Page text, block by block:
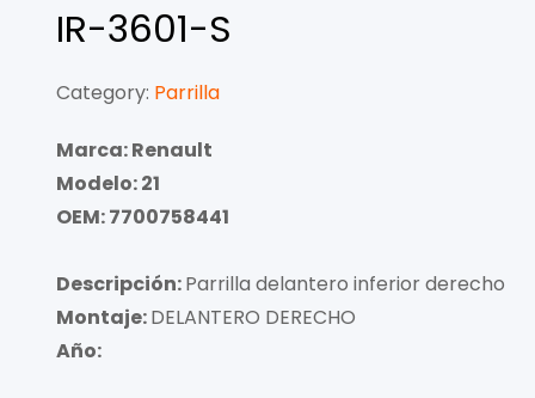
IR-3601-S
Category: Parrilla
Marca: Renault
Modelo: 21
OEM: 7700758441
Descripción:Parrilla delantero inferior derecho
Montaje:DELANTERO DERECHO
Año: